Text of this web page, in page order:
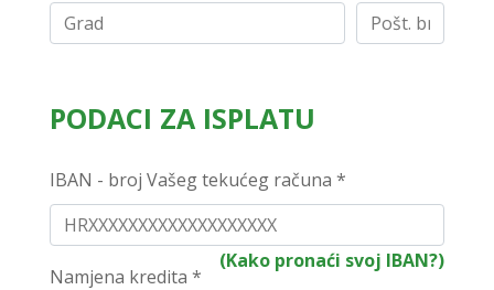
PODACI ZA ISPLATU
IBAN - broj Vašeg tekućeg računa *
(Kako pronaći svoj IBAN?)
Namjena kredita *